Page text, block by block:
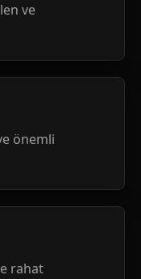
ve
önemli
rahat